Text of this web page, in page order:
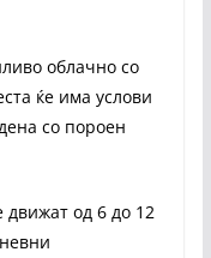
облачно со
ќе има услови
со пороен
од 6 до 12